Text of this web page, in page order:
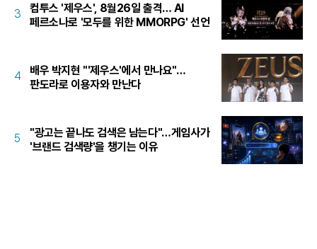
3
컴투스 '제우스', 8월26일 출격… AI
페르소나로 '모두를 위한 MMORPG' 선언
4
배우 박지현 "'제우스'에서 만나요"…
판도라로 이용자와 만난다
5
"광고는 끝나도 검색은 남는다"…게임사가
'브랜드 검색량'을 챙기는 이유